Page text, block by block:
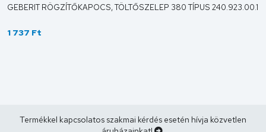
GEBERIT RÖGZÍTŐKAPOCS, TÖLTŐSZELEP 380 TÍPUS 240.923.00.1
1 737 Ft
Termékkel kapcsolatos szakmai kérdés esetén hívja közvetlen